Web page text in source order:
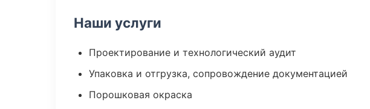
Наши услуги
Проектирование и технологический аудит
Упаковка и отгрузка, сопровождение документацией
Порошковая окраска